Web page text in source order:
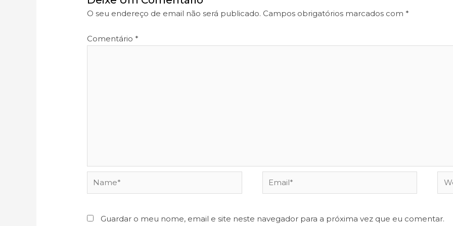
O seu endereço de email não será publicado. Campos obrigatórios marcados com *
Comentário *
Name* Email*
Guardar o meu nome, email e site neste navegador para a próxima vez que eu comentar.